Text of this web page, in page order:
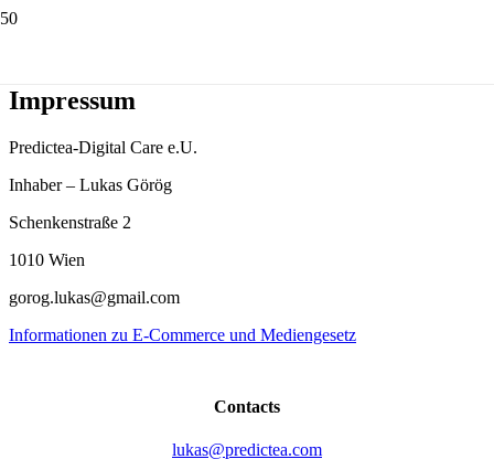
Impressum
Predictea-Digital Care e.U.
Inhaber – Lukas Görög
Schenkenstraße 2
1010 Wien
gorog.lukas@gmail.com
Informationen zu E-Commerce und Mediengesetz
Contacts
lukas@predictea.com